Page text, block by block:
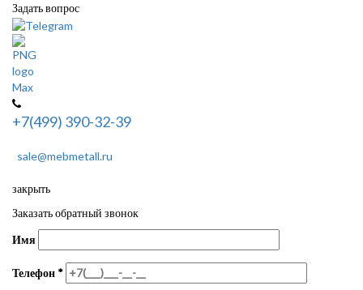
Задать вопрос
+7(499) 390-32-39
sale@mebmetall.ru
закрыть
Заказать обратный звонок
Имя
Телефон *